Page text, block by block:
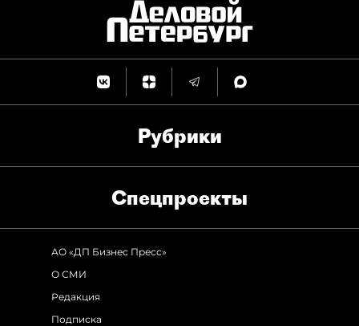
Рубрики
Спец­проекты
АО «ДП Бизнес Пресс»
О СМИ
Редакция
Подписка